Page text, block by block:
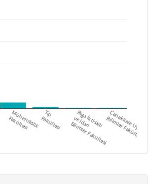
Mühendislik
Fakültesi
Tıp
Fakültesi Biga İktisadi
ve İdari
Bilimler Fakültesi Çanakkale
Bilimler Fakültesi